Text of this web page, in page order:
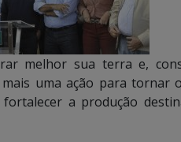
melhor sua terra e,
uma ação para tornar
a produção